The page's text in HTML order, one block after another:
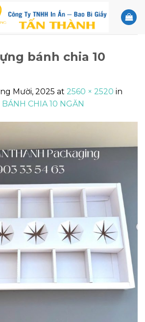
bánh chia 10
Mười, 2025 at 2560 × 2520 in
CHIA 10 NGĂN